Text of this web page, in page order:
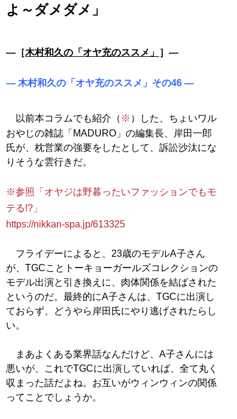
よ～ダメダメ」
―［木村和久の「オヤ充のススメ」 ］―
― 木村和久の「オヤ充のススメ」その46 ―
以前本コラムでも紹介（ ※ ）した、ちょいワル
おやじの雑誌「MADURO」の編集長、岸田一郎
氏が、枕営業の強要をしたとして、訴訟沙汰にな
りそうな雲行きだ。
※参照「オヤジは野暮ったいファッションでもモ
テる!?」
https://nikkan-spa.jp/613325
フライデーによると、23歳のモデルA子さん
が、TGCことトーキョーガールズコレクションの
モデル出演と引き換えに、肉体関係を結ばされた
というのだ。最終的にA子さんは、TGCに出演し
ておらず、どうやら岸田氏にやり逃げされたらし
い。
まあよくある業界話なんだけど、A子さんには
悪いが、これでTGCに出演していれば、全て丸く
収まった話だよね。お互いがウィンウィンの関係
ってことでしょうか。